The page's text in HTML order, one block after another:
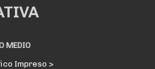
MEDIO
Impreso >